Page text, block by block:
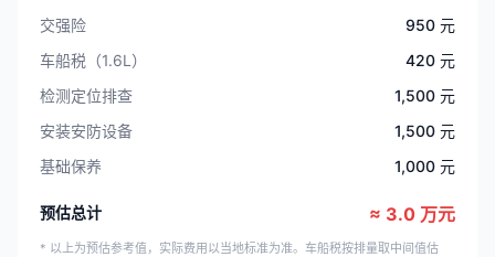
交强险
950 元
车船税（1.6L）
420 元
检测定位排查
1,500 元
安装安防设备
1,500 元
基础保养
1,000 元
预估总计 ≈ 3.0 万元
* 以上为预估参考值，实际费用以当地标准为准。车船税按排量取中间值估